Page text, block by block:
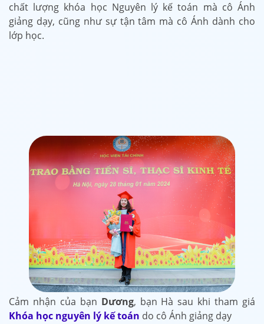
chất lượng khóa học Nguyên lý kế toán mà cô Ánh
giảng dạy, cũng như sự tận tâm mà cô Ánh dành cho
lớp học.
Cảm nhận của bạn Dương, bạn Hà sau khi tham giá
Khóa học nguyên lý kế toán do cô Ánh giảng dạy